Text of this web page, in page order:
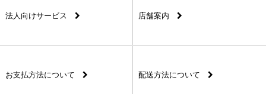
法人向けサービス 店舗案内
お支払方法について 配送方法について